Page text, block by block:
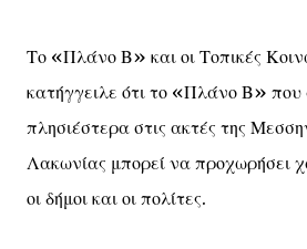
Το «Πλάνο Β» και οι Τοπικές
κατήγγειλε ότι το «Πλάνο Β» που
πλησιέστερα στις ακτές της
Λακωνίας μπορεί να προχωρήσει
οι δήμοι και οι πολίτες.